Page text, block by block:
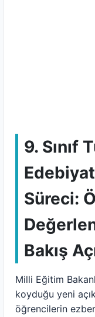
9. Sınıf
Süreci:
Bakış
Milli Eğitim
koyduğu yeni
öğrencilerin